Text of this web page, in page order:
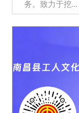
务。致力于挖...